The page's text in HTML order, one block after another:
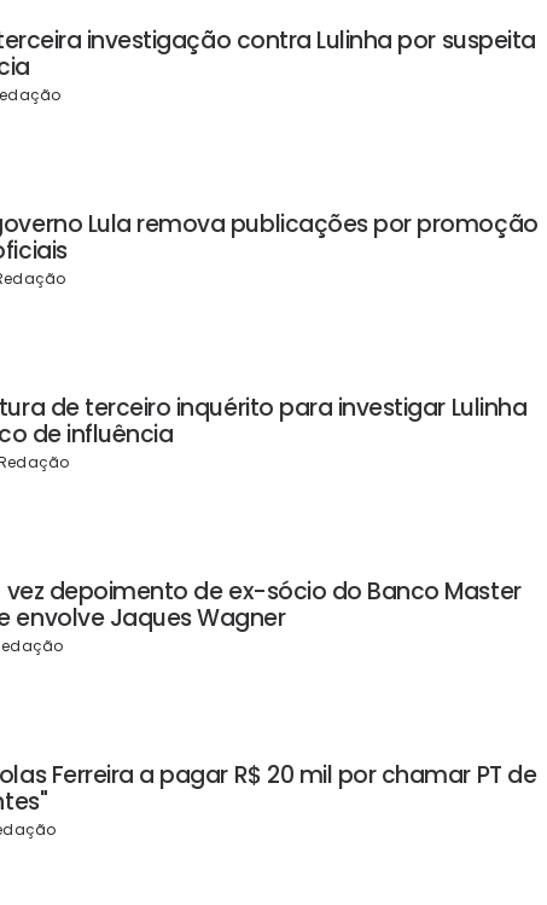
investigação contra Lulinha por suspeita
Lula remova publicações por promoção
de terceiro inquérito para investigar Lulinha
de influência
vez depoimento de ex-sócio do Banco Master
envolve Jaques Wagner
Ferreira a pagar R$ 20 mil por chamar PT de